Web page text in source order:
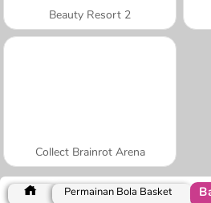
Beauty Resort 2
Collect Brainrot Arena
Permainan Bola Basket